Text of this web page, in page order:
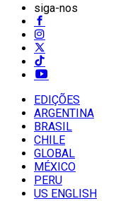
siga-nos
EDIÇÕES
ARGENTINA
BRASIL
CHILE
GLOBAL
MÉXICO
PERU
US ENGLISH